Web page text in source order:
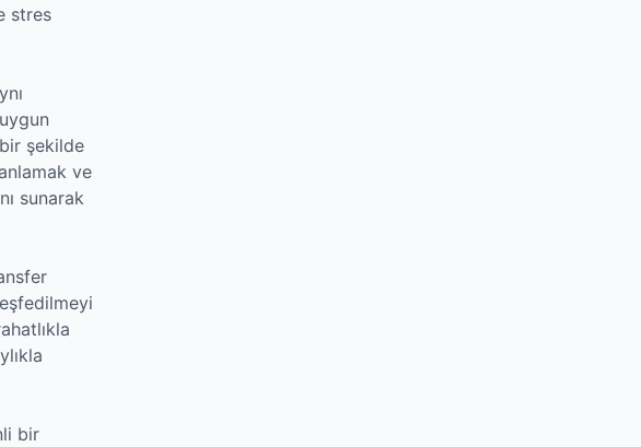
stres
şekilde
ve
sunarak
bir